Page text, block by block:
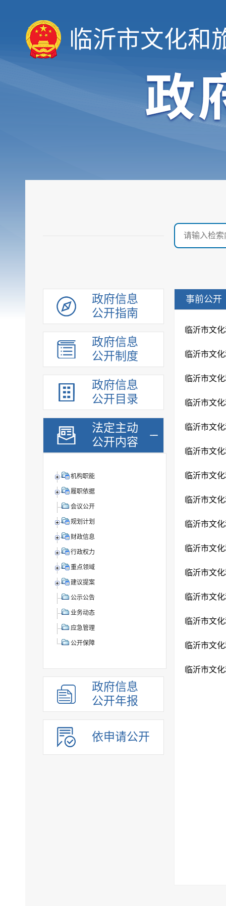
临沂市文化和
政府信息
公开指南
政府信息
公开制度
政府信息
公开目录
法定主动
公开内容
机构职能
履职依据
会议公开
规划计划
财政信息
行政权力
重点领域
建议提案
公示公告
业务动态
应急管理
公开保障
政府信息
公开年报
依申请公开
事前公开
临沂市文
临沂市文
临沂市文
临沂市文
临沂市文
临沂市文
临沂市文
临沂市文
临沂市文
临沂市文
临沂市文
临沂市文
临沂市文
临沂市文